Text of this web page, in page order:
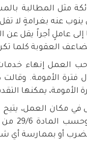
عنه بغرامةٍ لا
عاملٍ أجراً يقل عن
العقوبة كلما
المادة 27/أ/1 صاحب
فترة الأمومة.
يمكنها
مكان العمل، يتيح
أو بممارسة أي